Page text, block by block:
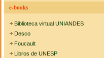
e-books
Biblioteca virtual UNIANDES
Desco
Foucault
Libros de UNESP